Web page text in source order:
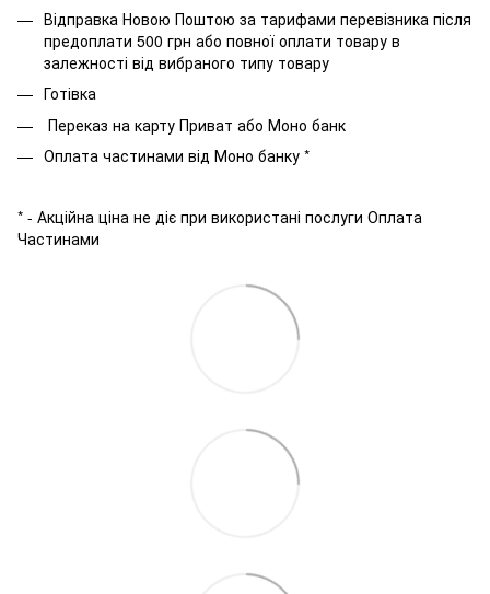
Відправка Новою Поштою за тарифами перевізника після
предоплати 500 грн або повної оплати товару в
залежності від вибраного типу товару
Готівка
Переказ на карту Приват або Моно банк
Оплата частинами від Моно банку *
* - Акційна ціна не діє при використані послуги Оплата
Частинами